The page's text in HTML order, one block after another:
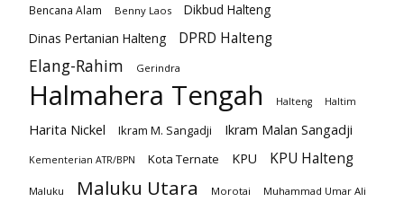
Bencana Alam Benny Laos
Dikbud Halteng
Dinas Pertanian Halteng
DPRD Halteng
Elang-Rahim Gerindra
Halmahera Tengah Halteng Haltim
Harita Nickel Ikram M. Sangadji Ikram Malan Sangadji
Kementerian ATR/BPN Kota Ternate KPU KPU Halteng
Maluku Maluku Utara Morotai Muhammad Umar Ali